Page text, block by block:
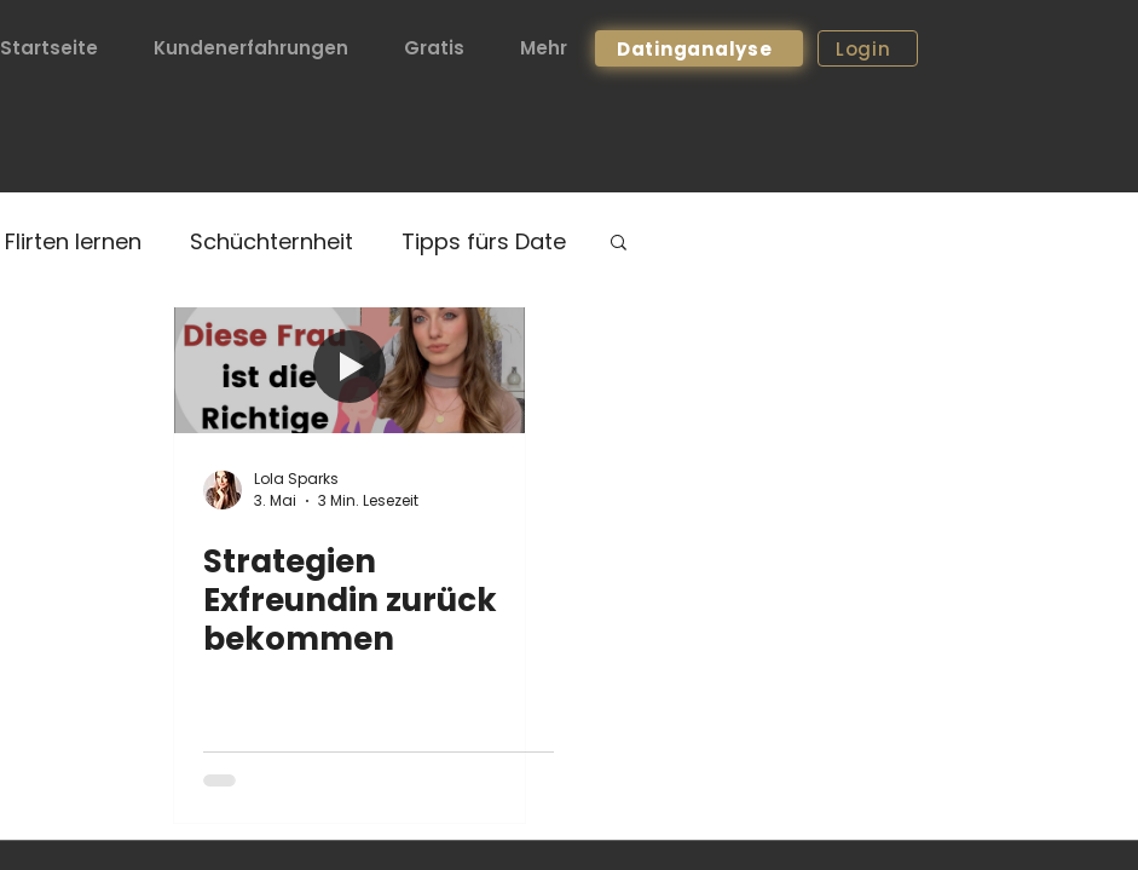
Startseite Kundenerfahrungen Gratis Mehr Datinganalyse Login
Flirten lernen Schüchternheit Tipps fürs Date
Körpersprache Erfolg bei Frauen
Signale von Frauen Sexuelle Anziehung
FrauenVerstehen Gesprächsstoff
Lola Sparks
3. Mai
3 Min. Lesezeit
Strategien
Exfreundin zurück
bekommen